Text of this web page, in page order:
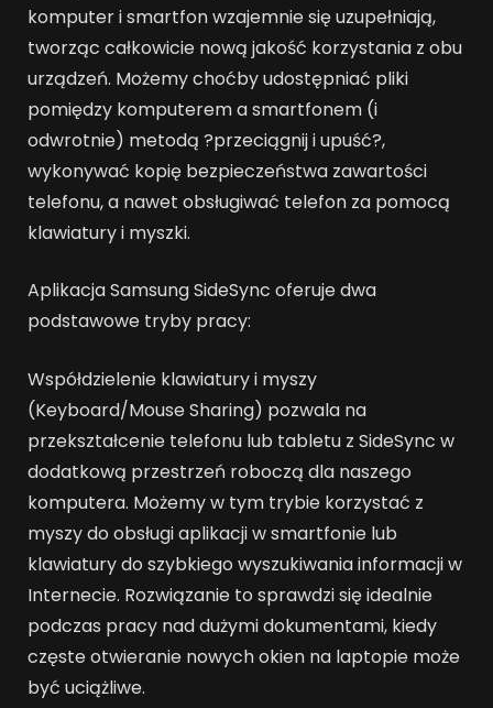
komputer i smartfon wzajemnie się uzupełniają,
tworząc całkowicie nową jakość korzystania z obu
urządzeń. Możemy choćby udostępniać pliki
pomiędzy komputerem a smartfonem (i
odwrotnie) metodą ?przeciągnij i upuść?,
wykonywać kopię bezpieczeństwa zawartości
telefonu, a nawet obsługiwać telefon za pomocą
klawiatury i myszki.
Aplikacja Samsung SideSync oferuje dwa
podstawowe tryby pracy:
Współdzielenie klawiatury i myszy
(Keyboard/Mouse Sharing) pozwala na
przekształcenie telefonu lub tabletu z SideSync w
dodatkową przestrzeń roboczą dla naszego
komputera. Możemy w tym trybie korzystać z
myszy do obsługi aplikacji w smartfonie lub
klawiatury do szybkiego wyszukiwania informacji w
Internecie. Rozwiązanie to sprawdzi się idealnie
podczas pracy nad dużymi dokumentami, kiedy
częste otwieranie nowych okien na laptopie może
być uciążliwe.